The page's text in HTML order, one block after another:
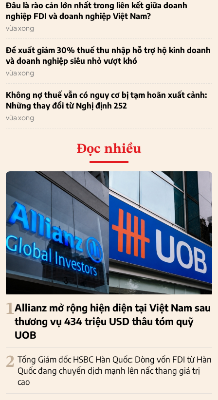
Đâu là rào cản lớn nhất trong liên kết giữa doanh
nghiệp FDI và doanh nghiệp Việt Nam?
vừa xong
Đề xuất giảm 30% thuế thu nhập hỗ trợ hộ kinh doanh
và doanh nghiệp siêu nhỏ vượt khó
vừa xong
Không nợ thuế vẫn có nguy cơ bị tạm hoãn xuất cảnh:
Những thay đổi từ Nghị định 252
vừa xong
Đọc nhiều
1Allianz mở rộng hiện diện tại Việt Nam sau
thương vụ 434 triệu USD thâu tóm quỹ
UOB
2 Tổng Giám đốc HSBC Hàn Quốc: Dòng vốn FDI từ Hàn
Quốc đang chuyển dịch mạnh lên nấc thang giá trị
cao